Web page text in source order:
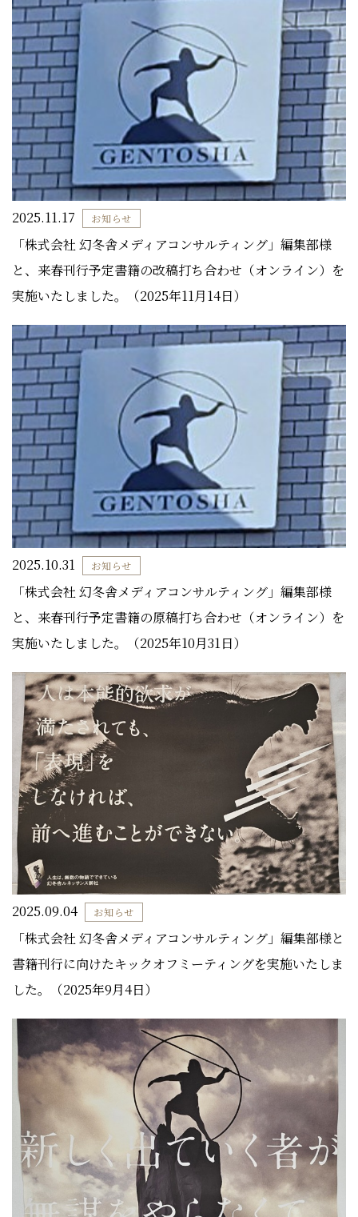
2025.11.17 お知らせ
「株式会社 幻冬舎メディアコンサルティング」編集部様
と、来春刊行予定書籍の改稿打ち合わせ（オンライン）を
実施いたしました。（2025年11月14日）
2025.10.31 お知らせ
「株式会社 幻冬舎メディアコンサルティング」編集部様
と、来春刊行予定書籍の原稿打ち合わせ（オンライン）を
実施いたしました。（2025年10月31日）
2025.09.04 お知らせ
「株式会社 幻冬舎メディアコンサルティング」編集部様と
書籍刊行に向けたキックオフミーティングを実施いたしま
した。（2025年9月4日）